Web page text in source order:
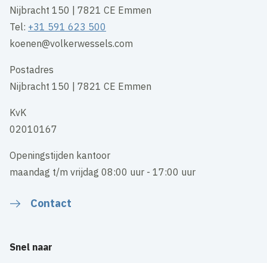
Nijbracht 150 | 7821 CE Emmen
Tel: +31 591 623 500
koenen@volkerwessels.com
Postadres
Nijbracht 150 | 7821 CE Emmen
KvK
02010167
Openingstijden kantoor
maandag t/m vrijdag 08:00 uur - 17:00 uur
Contact
Snel naar